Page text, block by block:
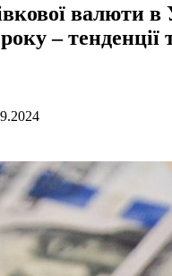
валюти в
– тенденції